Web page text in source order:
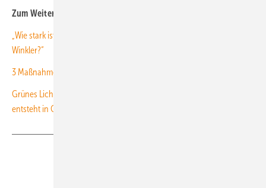
Zum Weiterlesen:
„Wie stark ist die deutsche Offshore-Windkraft-Industrie wirklich, Frau
Winkler?“
3 Maßnahmen: Was die Offshore Windkraft jetzt braucht
Grünes Licht für 300 Millionen-Investition: Neue Monopile-Produktion
entsteht in Cuxhaven